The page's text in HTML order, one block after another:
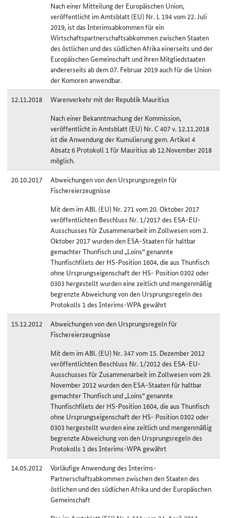
Nach einer Mitteilung der Europäischen Union,
veröffentlicht im Amtsblatt (EU) Nr. L 194 vom 22. Juli
2019, ist das Interimsabkommen für ein
Wirtschaftspartnerschaftsabkommen zwischen Staaten
des östlichen und des südlichen Afrika einerseits und der
Europäischen Gemeinschaft und ihren Mitgliedstaaten
andererseits ab dem 07. Februar 2019 auch für die Union
der Komoren anwendbar.
12.11.2018
Warenverkehr mit der Republik Mauritius
Nach einer Bekanntmachung der Kommission,
veröffentlicht in Amtsblatt (EU) Nr. C 407 v. 12.11.2018
ist die Anwendung der Kumulierung gem. Artikel 4
Absatz 6 Protokoll 1 für Mauritius ab 12.November 2018
möglich.
20.10.2017
Abweichungen von den Ursprungsregeln für
Fischereierzeugnisse
Mit dem im ABl. (EU) Nr. 271 vom 20. Oktober 2017
veröffentlichten Beschluss Nr. 1/2017 des ESA-EU-
Ausschusses für Zusammenarbeit im Zollwesen vom 2.
Oktober 2017 wurden den ESA-Staaten für haltbar
gemachter Thunfisch und „Loins“ genannte
Thunfischfilets der HS-Position 1604, die aus Thunfisch
ohne Ursprungseigenschaft der HS- Position 0302 oder
0303 hergestellt wurden eine zeitlich und mengenmäßig
begrenzte Abweichung von den Ursprungsregeln des
Protokolls 1 des Interims-WPA gewährt
15.12.2012
Abweichungen von den Ursprungsregeln für
Fischereierzeugnisse
Mit dem im ABl. (EU) Nr. 347 vom 15. Dezember 2012
veröffentlichten Beschluss Nr. 1/2012 des ESA-EU-
Ausschusses für Zusammenarbeit im Zollwesen vom 29.
November 2012 wurden den ESA-Staaten für haltbar
gemachter Thunfisch und „Loins“ genannte
Thunfischfilets der HS-Position 1604, die aus Thunfisch
ohne Ursprungseigenschaft der HS- Position 0302 oder
0303 hergestellt wurden eine zeitlich und mengenmäßig
begrenzte Abweichung von den Ursprungsregeln des
Protokolls 1 des Interims-WPA gewährt
14.05.2012
Vorläufige Anwendung des Interims-
Partnerschaftsabkommen zwischen den Staaten des
östlichen und des südlichen Afrika und der Europäischen
Gemeinschaft